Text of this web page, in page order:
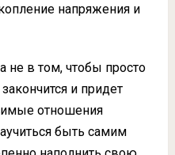
напряжения и
не в том, чтобы просто
и придет
отношения
быть самим